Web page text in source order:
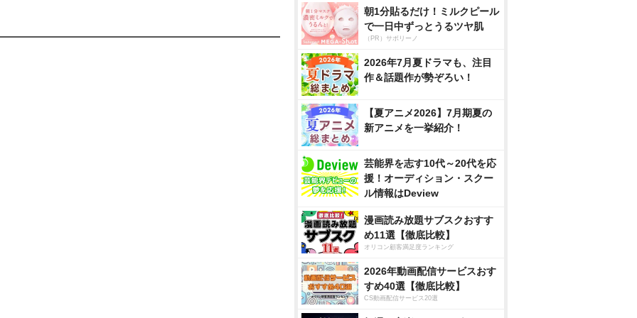
朝1分貼るだけ！ミルクピール
で一日中ずっとうるツヤ肌
（PR）サボリーノ
2026年7月夏ドラマも、注目
作＆話題作が勢ぞろい！
【夏アニメ2026】7月期夏の
新アニメを一挙紹介！
芸能界を志す10代～20代を応
援！オーディション・スクー
ル情報はDeview
漫画読み放題サブスクおすす
め11選【徹底比較】
オリコン顧客満足度ランキング
2026年動画配信サービスおす
すめ40選【徹底比較】
CS動画配信サービス20選